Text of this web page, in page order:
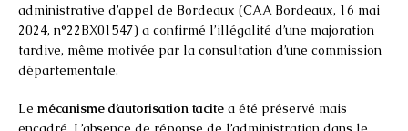
administrative d’appel de Bordeaux (CAA Bordeaux, 16 mai
2024, n°22BX01547) a confirmé l’illégalité d’une majoration
tardive, même motivée par la consultation d’une commission
départementale.
Le mécanisme d’autorisation tacite a été préservé mais